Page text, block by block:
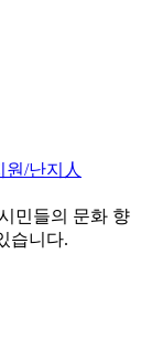
원/난지人
민들의 문화 향
습니다.